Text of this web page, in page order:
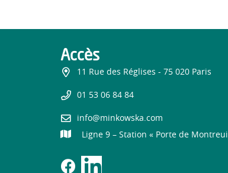
Accès
11 Rue des Réglises - 75 020 Paris
01 53 06 84 84
info@minkowska.com
Ligne 9 – Station « Porte de